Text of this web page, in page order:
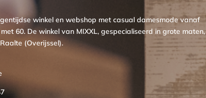
winkel en webshop met casual damesmode vanaf
60. De winkel van MIXXL, gespecialiseerd in grote maten,
(Overijssel).